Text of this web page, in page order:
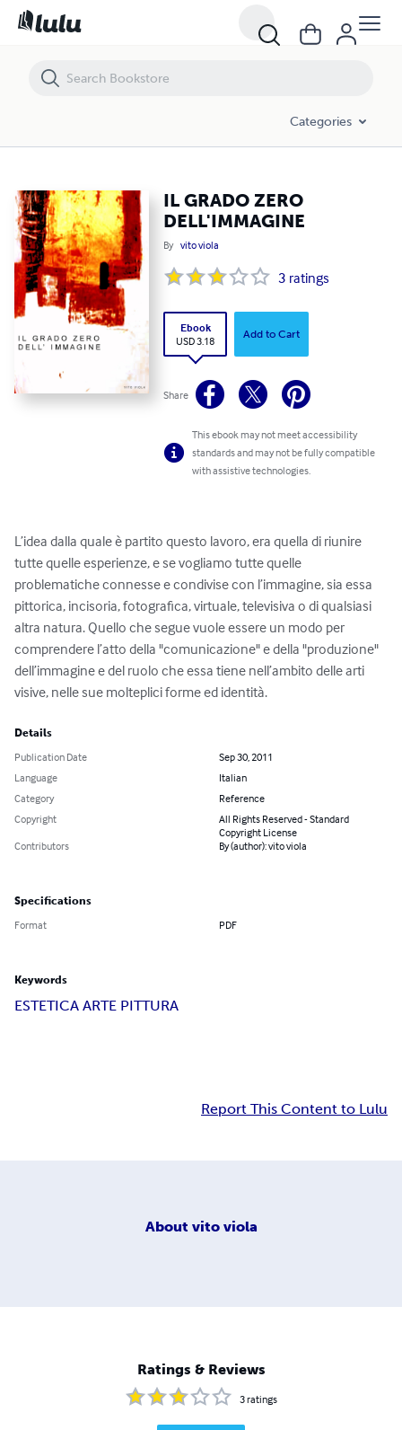
Categories
IL GRADO ZERO
DELL'IMMAGINE
By vito viola
3 ratings
Ebook
USD 3.18
Add to Cart
Share
This ebook may not meet accessibility
standards and may not be fully compatible
with assistive technologies.
L’idea dalla quale è partito questo lavoro, era quella di riunire
tutte quelle esperienze, e se vogliamo tutte quelle
problematiche connesse e condivise con l’immagine, sia essa
pittorica, incisoria, fotografica, virtuale, televisiva o di qualsiasi
altra natura. Quello che segue vuole essere un modo per
comprendere l’atto della "comunicazione" e della "produzione"
dell’immagine e del ruolo che essa tiene nell’ambito delle arti
visive, nelle sue molteplici forme ed identità.
Details
Publication Date
Sep 30, 2011
Language
Italian
Category
Reference
Copyright
All Rights Reserved - Standard
Copyright License
Contributors
By (author): vito viola
Specifications
Format PDF
Keywords
ESTETICA ARTE PITTURA
Report This Content to Lulu
About vito viola
Ratings & Reviews
3ratings
IL GRADO ZERO DELL'IMMAGINE